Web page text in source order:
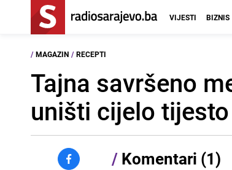
VIJESTI BIZNIS
/ MAGAZIN / RECEPTI
Tajna savršeno
uništi cijelo tijesto
/ Komentari (1)